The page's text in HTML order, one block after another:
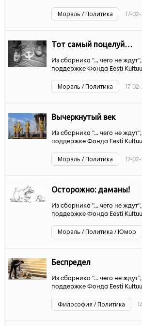
Мораль / Политика 17-
Тот самый поцелуй…
Из сборника "... чего не
поддержке Фонда Eesti
Мораль / Политика 17-
Вычеркнутый век
Из сборника "... чего не
поддержке Фонда Eesti
Мораль / Политика 17-
Осторожно: даманы!
Из сборника "... чего не
поддержке Фонда Eesti
Мораль / Политика / Юмор
Беспредел
Из сборника "... чего не
поддержке Фонда Eesti
Философия / Политика